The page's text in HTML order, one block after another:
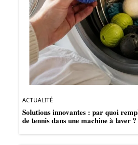
ACTUALITÉ
Solutions innovantes : par quoi
de tennis dans une machine à laver ?